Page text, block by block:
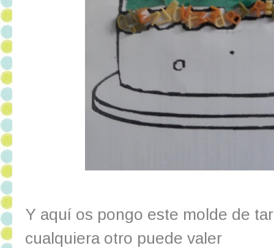
Y aquí os pongo este molde de
cualquiera otro puede valer